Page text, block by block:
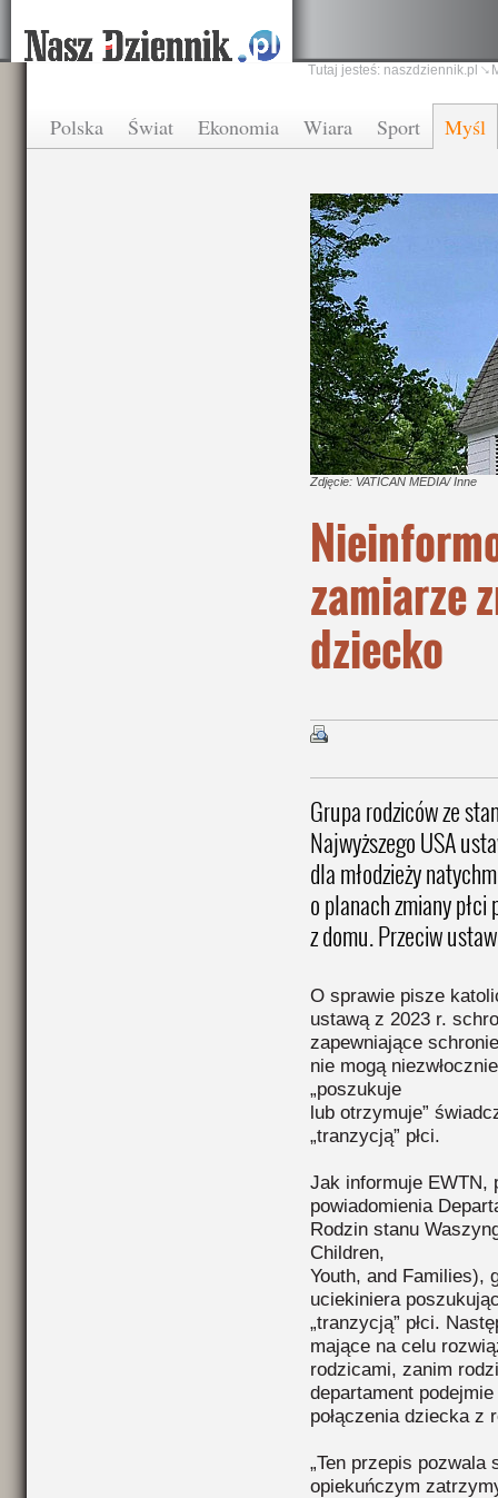
Polska Świat Ekonomia Wiara Sport Myśl
Tutaj jesteś: naszdziennik.pl
Zdjęcie: VATICAN MEDIA/ Inne
zamiarze
dziecko
Grupa rodziców ze
Najwyższego USA
dla młodzieży
o planach zmiany
z domu. Przeciw
O sprawie pisze
ustawą z 2023 r.
zapewniające
nie mogą
„poszukuje
lub otrzymuje”
„tranzycją” płci.
Jak informuje EWTN,
powiadomienia
Rodzin stanu
Children,
Youth, and Families),
uciekiniera
„tranzycją” płci.
mające na celu
rodzicami, zanim
departament
połączenia dziecka z
„Ten przepis
opiekuńczym